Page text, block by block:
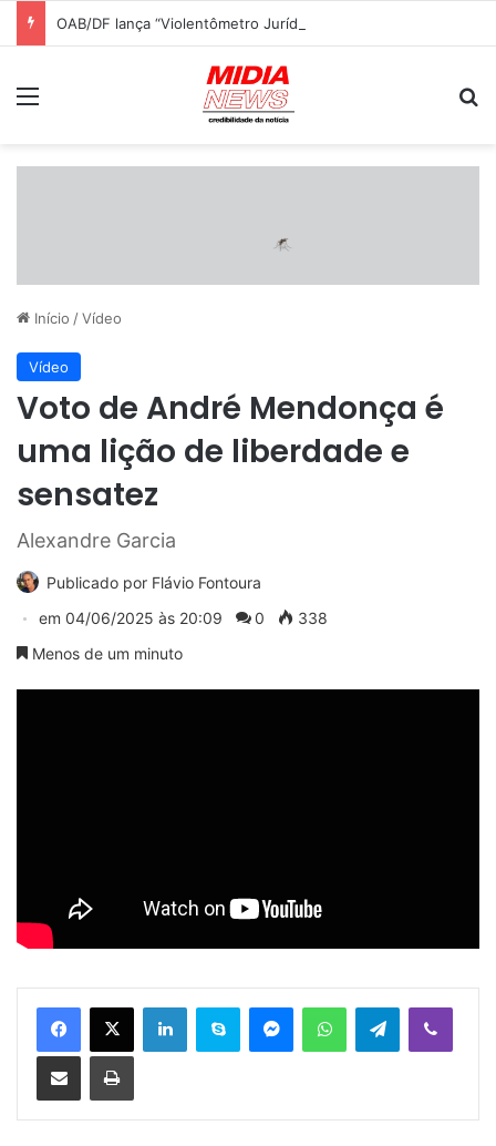
Início /Vídeo
Vídeo
Voto de André Mendonça é
uma lição de liberdade e
sensatez
Alexandre Garcia
Publicado por Flávio Fontoura
em 04/06/2025 às 20:09 0
338
Menos de um minuto
Telegram